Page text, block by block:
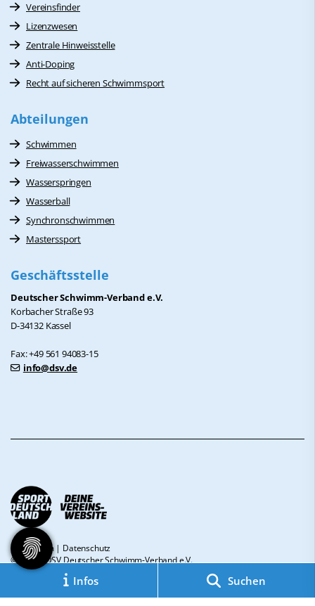
Infos Suchen
Vereinsfinder
Lizenzwesen
Zentrale Hinweisstelle
Anti-Doping
Recht auf sicheren Schwimmsport
Abteilungen
Schwimmen
Freiwasserschwimmen
Wasserspringen
Wasserball
Synchronschwimmen
Masterssport
Geschäftsstelle
Deutscher Schwimm-Verband e.V.
Korbacher Straße 93
D-34132 Kassel
Fax: +49 561 94083-15
info@dsv.de
Impressum| Datenschutz
© 2026 - DSV Deutscher Schwimm-Verband e.V.
Diese Website ist gefördert durch das Projekt
„Sportdeutschland – Deine